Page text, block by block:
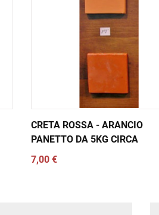
CRETA ROSSA - ARANCIO
PANETTO DA 5KG CIRCA
7,00 €